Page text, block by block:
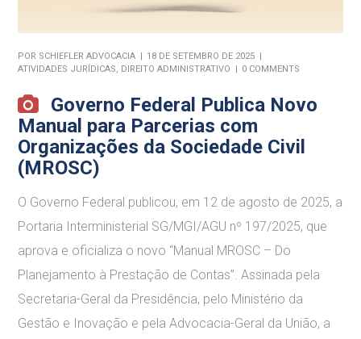
POR SCHIEFLER ADVOCACIA
18 DE SETEMBRO DE 2025
ATIVIDADES JURÍDICAS, DIREITO ADMINISTRATIVO 0 COMMENTS
Governo Federal Publica Novo
Manual para Parcerias com
Organizações da Sociedade Civil
(MROSC)
O Governo Federal publicou, em 12 de agosto de 2025, a
Portaria Interministerial SG/MGI/AGU nº 197/2025, que
aprova e oficializa o novo “Manual MROSC – Do
Planejamento à Prestação de Contas”. Assinada pela
Secretaria-Geral da Presidência, pelo Ministério da
Gestão e Inovação e pela Advocacia-Geral da União, a